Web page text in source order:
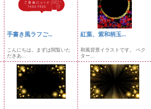
手書き風ラフご...
こんにちは。まずは閲覧いた
だきあ...
紅葉、紫和柄玉...
和風背景イラストです。 ベク
ター...